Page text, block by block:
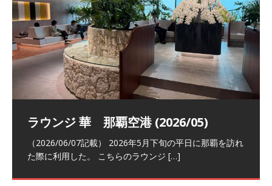
祝！日本航空・マリオットの戦略パー
トナーシップによるFOP無料付与とス
テイタスマッチ
ラウンジ 華 那覇空港 (2026/05)
（2026/06/07記載） 2026年5月下旬の平日に那覇を訪れ
た際に利用した。 こちらのラウンジ […]
The Coral Executive Lounge スワ
ンナプーム国際空港国内線ラウンジ
(2026/01)
日本航空 羽田空港国際線ファースト
クラスラウンジ (2026/01)
（2026/03/18記載） 2026年1月、毎年恒例の新年の羽田
バンコクエアウェイズ スワンナプー
ム国際空港国内線ラウンジ (2026/01)
（2026/03/13記載） 2026年1月上旬にバンコク経由でチ